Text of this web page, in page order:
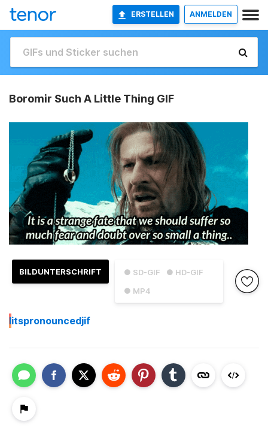
ERSTELLEN ANMELDEN
Boromir Such A Little Thing GIF
● SD-GIF
● HD-GIF
● MP4
BILDUNTERSCHRIFT
Iitspronouncedjif